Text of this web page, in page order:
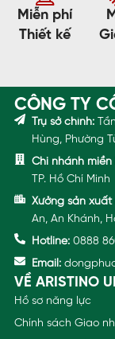
Miễn phí
Thiết kế
CÔNG TY
Trụ sở chính:
Hùng, Phường
Chi nhánh miền
TP. Hồ Chí Minh
Xưởng sản xuất
An, An Khánh,
Hotline: 0888
Email:
VỀ ARISTINO
Hồ sơ năng lực
Chính sách Giao